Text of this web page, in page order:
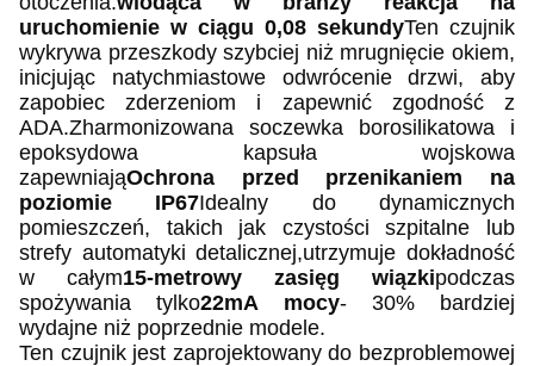
uruchomienie w ciągu 0,08 sekundyTen czujnik
wykrywa przeszkody szybciej niż mrugnięcie okiem,
inicjując natychmiastowe odwrócenie drzwi, aby
zapobiec zderzeniom i zapewnić zgodność z
ADA.Zharmonizowana soczewka borosilikatowa i
epoksydowa kapsuła wojskowa
zapewniająOchrona przed przenikaniem na
poziomie IP67Idealny do dynamicznych
pomieszczeń, takich jak czystości szpitalne lub
strefy automatyki detalicznej,utrzymuje dokładność
w całym15-metrowy zasięg wiązkipodczas
spożywania tylko22mA mocy- 30% bardziej
wydajne niż poprzednie modele.
Ten czujnik jest zaprojektowany do bezproblemowej